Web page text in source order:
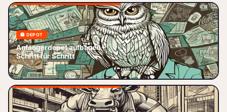
🏦 DEPOT
Anfängerdepot aufbauen –
Schritt für Schritt
📅 2026-06-13
Anfängerdepot 2026: Schritt
für Schritt zum ersten ETF-
Sparplan. Broker-Vergleich
(Trade Republic, Scalable, ING),
Koste